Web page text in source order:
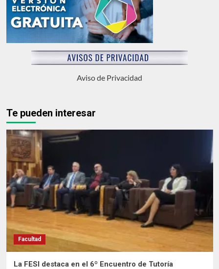
Aviso de Privacidad
Te pueden interesar
Facultad
La FESI destaca en el 6º Encuentro de Tutoría